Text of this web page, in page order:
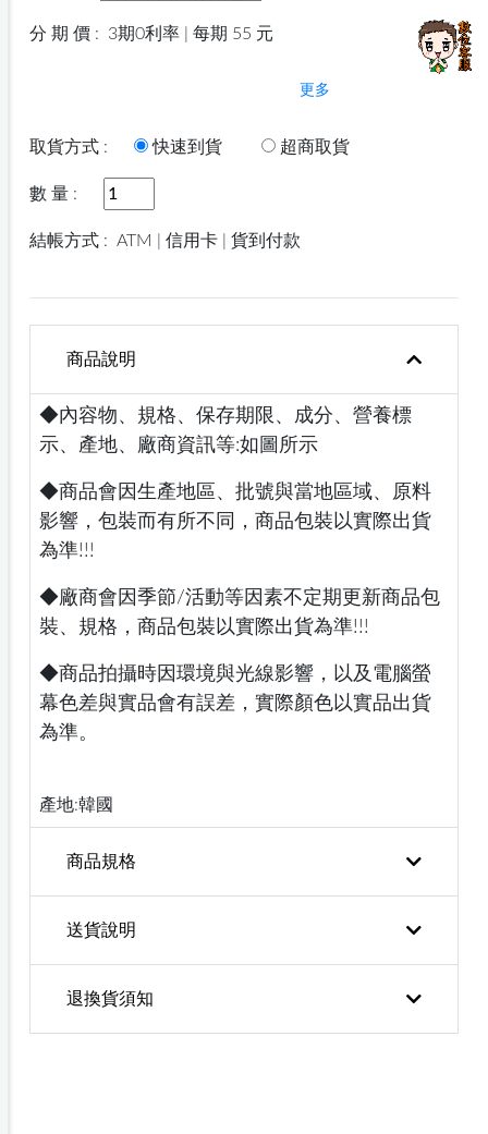
分 期 價 : 3期0利率 | 每期 55 元
更多
取貨方式 : 快速到貨 超商取貨
數 量 :
結帳方式 : ATM | 信用卡 | 貨到付款
商品說明
◆內容物、規格、保存期限、成分、營養標
示、產地、廠商資訊等:如圖所示
◆商品會因生產地區、批號與當地區域、原料
影響，包裝而有所不同，商品包裝以實際出貨
為準!!!
◆廠商會因季節/活動等因素不定期更新商品包
裝、規格，商品包裝以實際出貨為準!!!
◆商品拍攝時因環境與光線影響，以及電腦螢
幕色差與實品會有誤差，實際顏色以實品出貨
為準。
產地:韓國
商品規格
送貨說明
退換貨須知